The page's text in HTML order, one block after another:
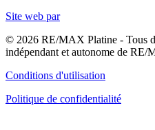
Site web par
© 2026 RE/MAX Platine - Tous
indépendant et autonome de RE/
Conditions d'utilisation
Politique de confidentialité